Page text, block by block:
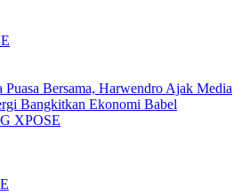
Bersama, Harwendro Ajak Media
Bangkitkan Ekonomi Babel
XPOSE